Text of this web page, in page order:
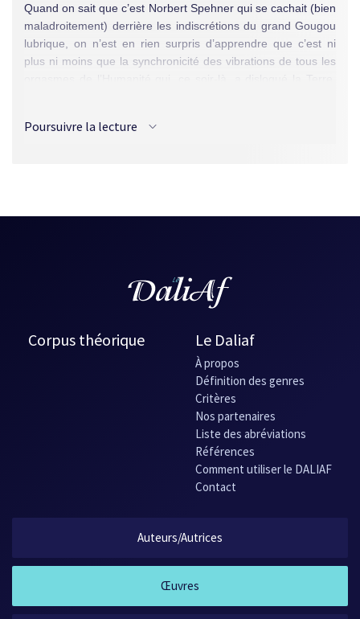
Quand on sait que c’est Norbert Spehner qui se cachait (bien
maladroitement) derrière les indiscrétions du grand Gougou
lubrique, on n’est en rien surpris d’apprendre que c’est ni
plus ni moins que la synchronicité des vibrations de tous les
côté, a réalisé le plus formidable coup de billard cosmique en
auquel cas il faudrait enlever par ricochet le qualificatif de
Poursuivre la lecture
Corpus théorique Le Daliaf
À propos
Définition des genres
Critères
Nos partenaires
Liste des abréviations
Références
Comment utiliser le DALIAF
Contact
Auteurs/Autrices
Œuvres